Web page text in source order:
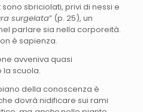
sbriciolati, privi di nessi e
surgelata” (p. 25), un
parlare sia nella corporeità.
è sapienza.
avveniva quasi
scuola.
della conoscenza è
dovrà nidificare sui rami